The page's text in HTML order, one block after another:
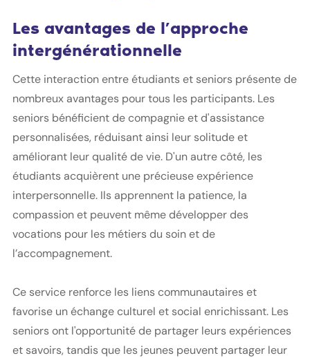
Les avantages de l’approche
intergénérationnelle
Cette interaction entre étudiants et seniors présente de
nombreux avantages pour tous les participants. Les
seniors bénéficient de compagnie et d'assistance
personnalisées, réduisant ainsi leur solitude et
améliorant leur qualité de vie. D'un autre côté, les
étudiants acquièrent une précieuse expérience
interpersonnelle. Ils apprennent la patience, la
compassion et peuvent même développer des
vocations pour les métiers du soin et de
l’accompagnement.
Ce service renforce les liens communautaires et
favorise un échange culturel et social enrichissant. Les
seniors ont l'opportunité de partager leurs expériences
et savoirs, tandis que les jeunes peuvent partager leur